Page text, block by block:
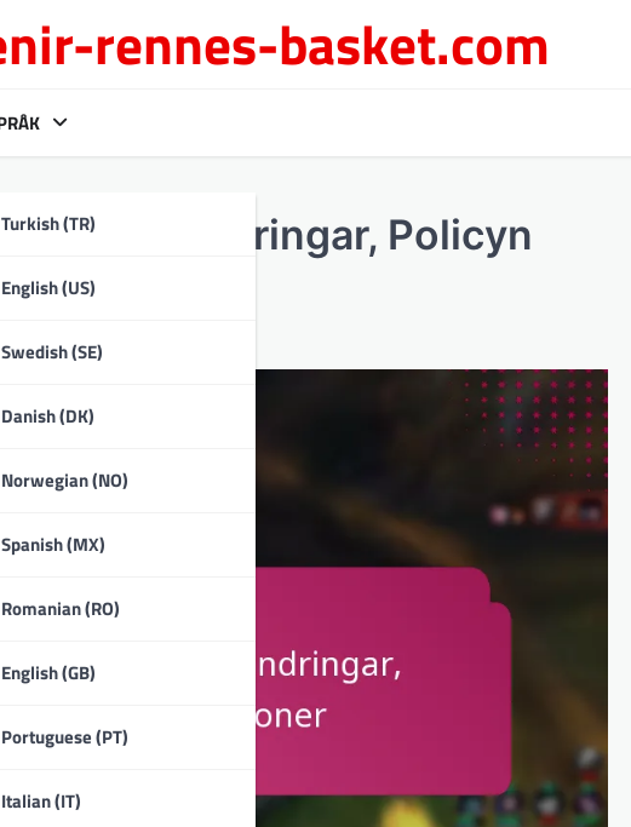
rennes-basket.com
Turkish (TR)
English (US)
Swedish (SE)
Danish (DK)
Norwegian (NO)
Spanish (MX)
Romanian (RO)
English (GB)
Portuguese (PT)
Italian (IT)
ändringar, Policyn